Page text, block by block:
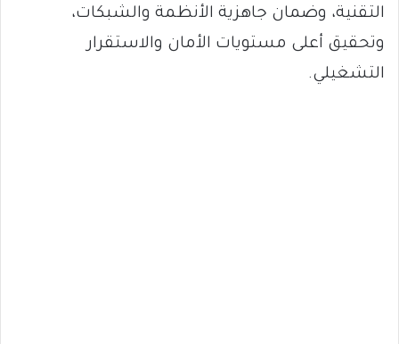
التقنية، وضمان جاهزية الأنظمة والشبكات،
وتحقيق أعلى مستويات الأمان والاستقرار
التشغيلي.